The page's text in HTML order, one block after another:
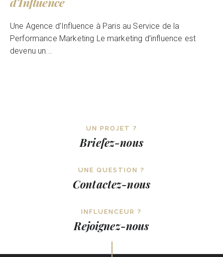
Une Agence d’Influence à Paris au Service de la
Performance Marketing Le marketing d’influence est
devenu un...
UN PROJET ?
Briefez-nous
UNE QUESTION ?
Contactez-nous
INFLUENCEUR ?
Rejoignez-nous